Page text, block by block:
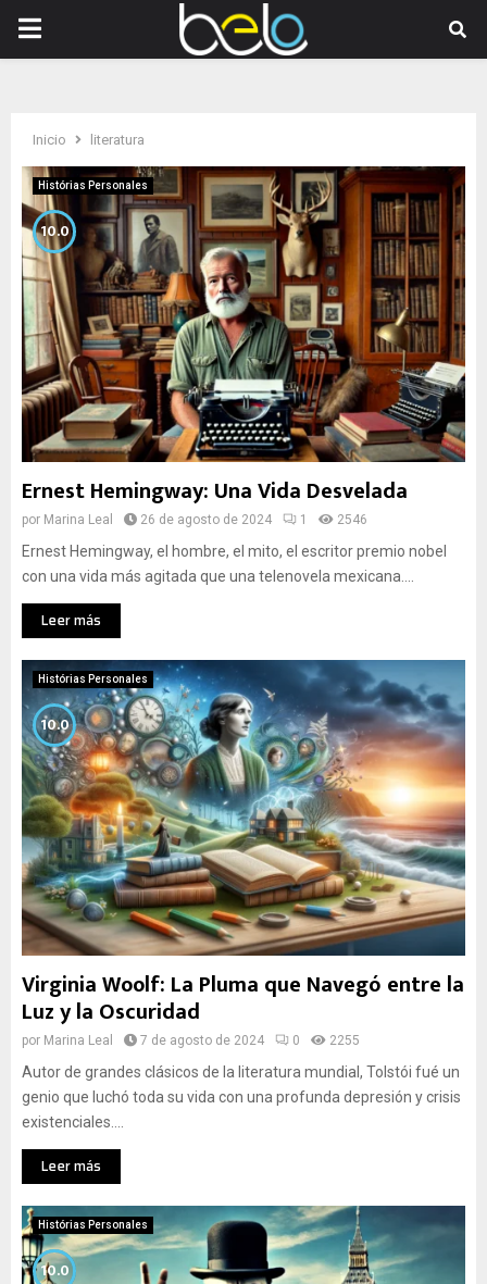
PRIMARY
Inicio literatura
Histórias Personales
10.0
Ernest Hemingway: Una Vida Desvelada
por Marina Leal 26 de agosto de 2024 1 2546
Ernest Hemingway, el hombre, el mito, el escritor premio nobel
con una vida más agitada que una telenovela mexicana....
Leer más
Histórias Personales
10.0
Virginia Woolf: La Pluma que Navegó entre la
Luz y la Oscuridad
por Marina Leal 7 de agosto de 2024 0 2255
Autor de grandes clásicos de la literatura mundial, Tolstói fué un
genio que luchó toda su vida con una profunda depresión y crisis
existenciales....
Leer más
Histórias Personales
10.0